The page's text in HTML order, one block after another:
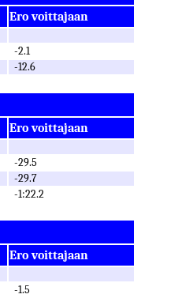
Ero voittajaan
-2.1
-12.6
Ero voittajaan
-29.5
-29.7
-1:22.2
Ero voittajaan
-1.5